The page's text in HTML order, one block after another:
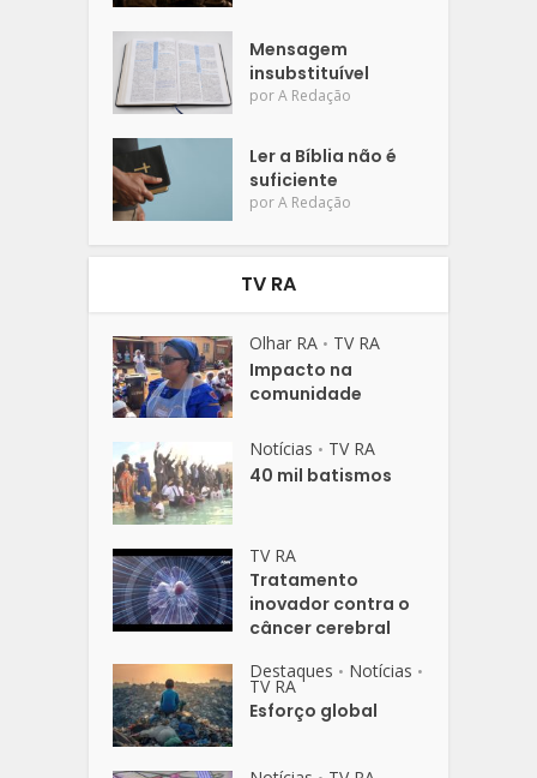
Mensagem
insubstituível
porA Redação
Ler a Bíblia não é
suficiente
porA Redação
TV RA
Olhar RA • TV RA
Impacto na
comunidade
Notícias • TV RA
40 mil batismos
TV RA
Tratamento
inovador contra o
câncer cerebral
Destaques • Notícias •
TV RA
Esforço global